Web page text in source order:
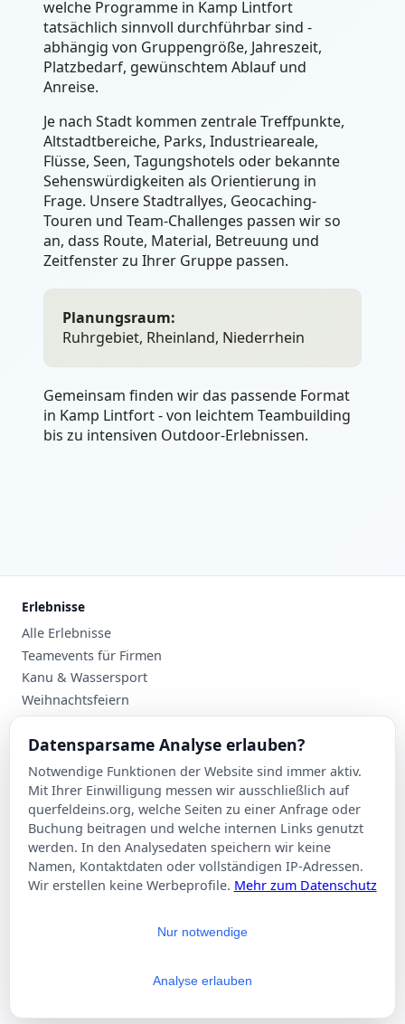
welche Programme in Kamp Lintfort
tatsächlich sinnvoll durchführbar sind -
abhängig von Gruppengröße, Jahreszeit,
Platzbedarf, gewünschtem Ablauf und
Anreise.
Je nach Stadt kommen zentrale Treffpunkte,
Altstadtbereiche, Parks, Industrieareale,
Flüsse, Seen, Tagungshotels oder bekannte
Sehenswürdigkeiten als Orientierung in
Frage. Unsere Stadtrallyes, Geocaching-
Touren und Team-Challenges passen wir so
an, dass Route, Material, Betreuung und
Zeitfenster zu Ihrer Gruppe passen.
Planungsraum:
Ruhrgebiet, Rheinland, Niederrhein
Gemeinsam finden wir das passende Format
in Kamp Lintfort - von leichtem Teambuilding
bis zu intensiven Outdoor-Erlebnissen.
Erlebnisse
Alle Erlebnisse
Teamevents für Firmen
Kanu & Wassersport
Weihnachtsfeiern
Planung
Events nach Stadt
Suche
Kontakt
Über Querfeldeins
Rechtliches
Impressum
Datensparsame Analyse erlauben?
Notwendige Funktionen der Website sind immer aktiv.
Mit Ihrer Einwilligung messen wir ausschließlich auf
querfeldeins.org, welche Seiten zu einer Anfrage oder
Buchung beitragen und welche internen Links genutzt
werden. In den Analysedaten speichern wir keine
Namen, Kontaktdaten oder vollständigen IP-Adressen.
Wir erstellen keine Werbeprofile. Mehr zum Datenschutz
Nur notwendige
Analyse erlauben